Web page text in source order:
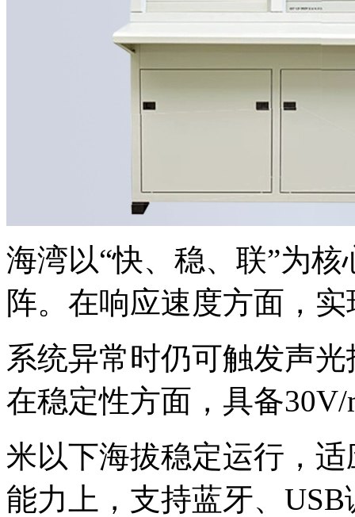
海湾以“快、稳、联”为
阵。在响应速度方面，
系统异常时仍可触发声
在稳定性方面，具备
米以下海拔稳定运行，
能力上，支持蓝牙、